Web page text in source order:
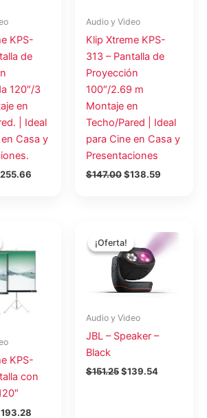
KPS-
de
120″/3
en
| Ideal
Casa y
255.66
Audio y Video
Klip Xtreme KPS-
313 – Pantalla de
Proyección
100″/2.69 m
Montaje en
Techo/Pared | Ideal
para Cine en Casa y
Presentaciones
$147.00$138.59
KPS-
con
193.28
actual
es:
$193.28.
¡Oferta!
¡Oferta!
Audio y Video
JBL – Speaker –
Black
$151.25
precio
original
era:
$151.25.
$139.54
precio
actual